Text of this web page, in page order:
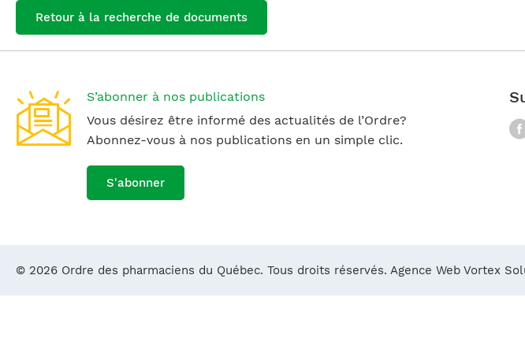
Retour à la recherche de documents
S’abonner à nos publications
Vous désirez être informé des actualités de l’Ordre?
Abonnez-vous à nos publications en un simple clic.
S'abonner
© 2026 Ordre des pharmaciens du Québec. Tous droits réservés. Agence Web Vortex